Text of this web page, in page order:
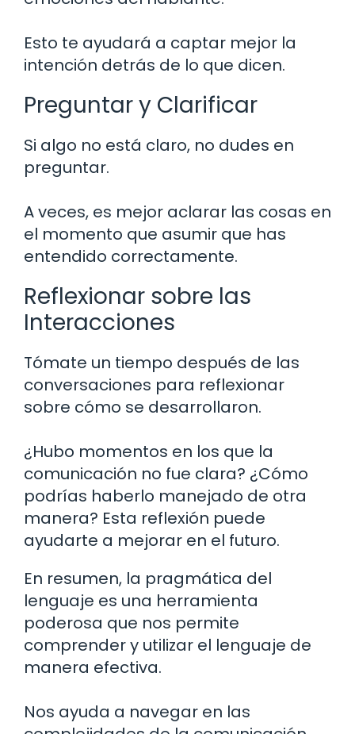
Esto te ayudará a captar mejor la
intención detrás de lo que dicen.
Preguntar y Clarificar
Si algo no está claro, no dudes en
preguntar.
A veces, es mejor aclarar las cosas en
el momento que asumir que has
entendido correctamente.
Reflexionar sobre las
Interacciones
Tómate un tiempo después de las
conversaciones para reflexionar
sobre cómo se desarrollaron.
¿Hubo momentos en los que la
comunicación no fue clara? ¿Cómo
podrías haberlo manejado de otra
manera? Esta reflexión puede
ayudarte a mejorar en el futuro.
En resumen, la pragmática del
lenguaje es una herramienta
poderosa que nos permite
comprender y utilizar el lenguaje de
manera efectiva.
Nos ayuda a navegar en las